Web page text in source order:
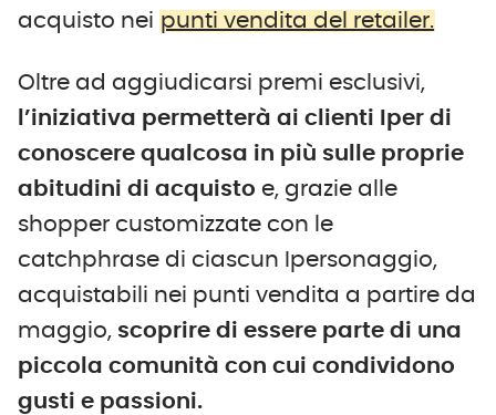
acquisto nei punti vendita del retailer.
Oltre ad aggiudicarsi premi esclusivi,
l’iniziativa permetterà ai clienti Iper di
conoscere qualcosa in più sulle proprie
abitudini di acquisto e, grazie alle
shopper customizzate con le
catchphrase di ciascun Ipersonaggio,
acquistabili nei punti vendita a partire da
maggio, scoprire di essere parte di una
piccola comunità con cui condividono
gusti e passioni.